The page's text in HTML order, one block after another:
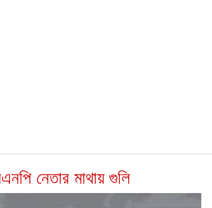
নেতার মাথায় গুলি